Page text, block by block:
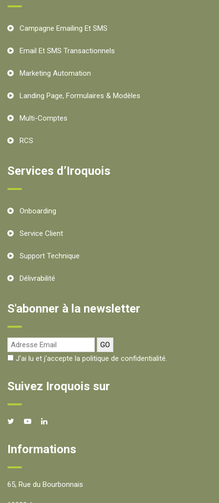
Campagne Emailing Et SMS
Email Et SMS Transactionnels
Marketing Automation
Landing Page, Formulaires & Modèles
Multi-Comptes
RCS
Services d’Iroquois
Onboarding
Service Client
Support Technique
Délivrabilité
S'abonner à la newsletter
J'ai lu et j'accepte la politique de confidentialité.
Suivez Iroquois sur
Informations
65, Rue du Bourbonnais